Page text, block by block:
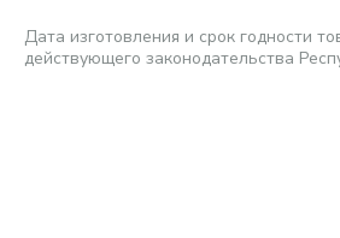
Дата изготовления и срок годности
действующего законодательства